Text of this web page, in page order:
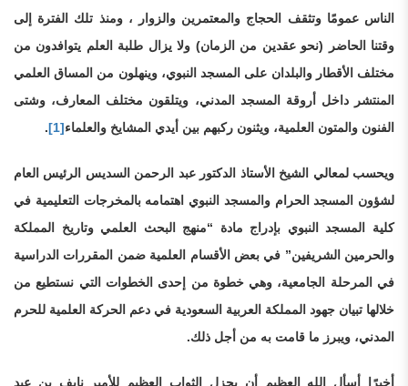
الناس عمومًا وتثقف الحجاج والمعتمرين والزوار ، ومنذ تلك الفترة إلى
وقتنا الحاضر (نحو عقدين من الزمان) ولا يزال طلبة العلم يتوافدون من
مختلف الأقطار والبلدان على المسجد النبوي، وينهلون من المساق العلمي
المنتشر داخل أروقة المسجد المدني، ويتلقون مختلف المعارف، وشتى
الفنون والمتون العلمية، ويثنون ركبهم بين أيدي المشايخ والعلماء[1]
.
ويحسب لمعالي الشيخ الأستاذ الدكتور عبد الرحمن السديس الرئيس العام
لشؤون المسجد الحرام والمسجد النبوي اهتمامه بالمخرجات التعليمية في
كلية المسجد النبوي بإدراج مادة “منهج البحث العلمي وتاريخ المملكة
والحرمين الشريفين” في بعض الأقسام العلمية ضمن المقررات الدراسية
في المرحلة الجامعية، وهي خطوة من إحدى الخطوات التي نستطيع من
خلالها تبيان جهود المملكة العربية السعودية في دعم الحركة العلمية للحرم
المدني، ويبرز ما قامت به من أجل ذلك.
أخيرًا أسأل الله العظيم أن يجزل الثواب العظيم للأمير نايف بن عبد